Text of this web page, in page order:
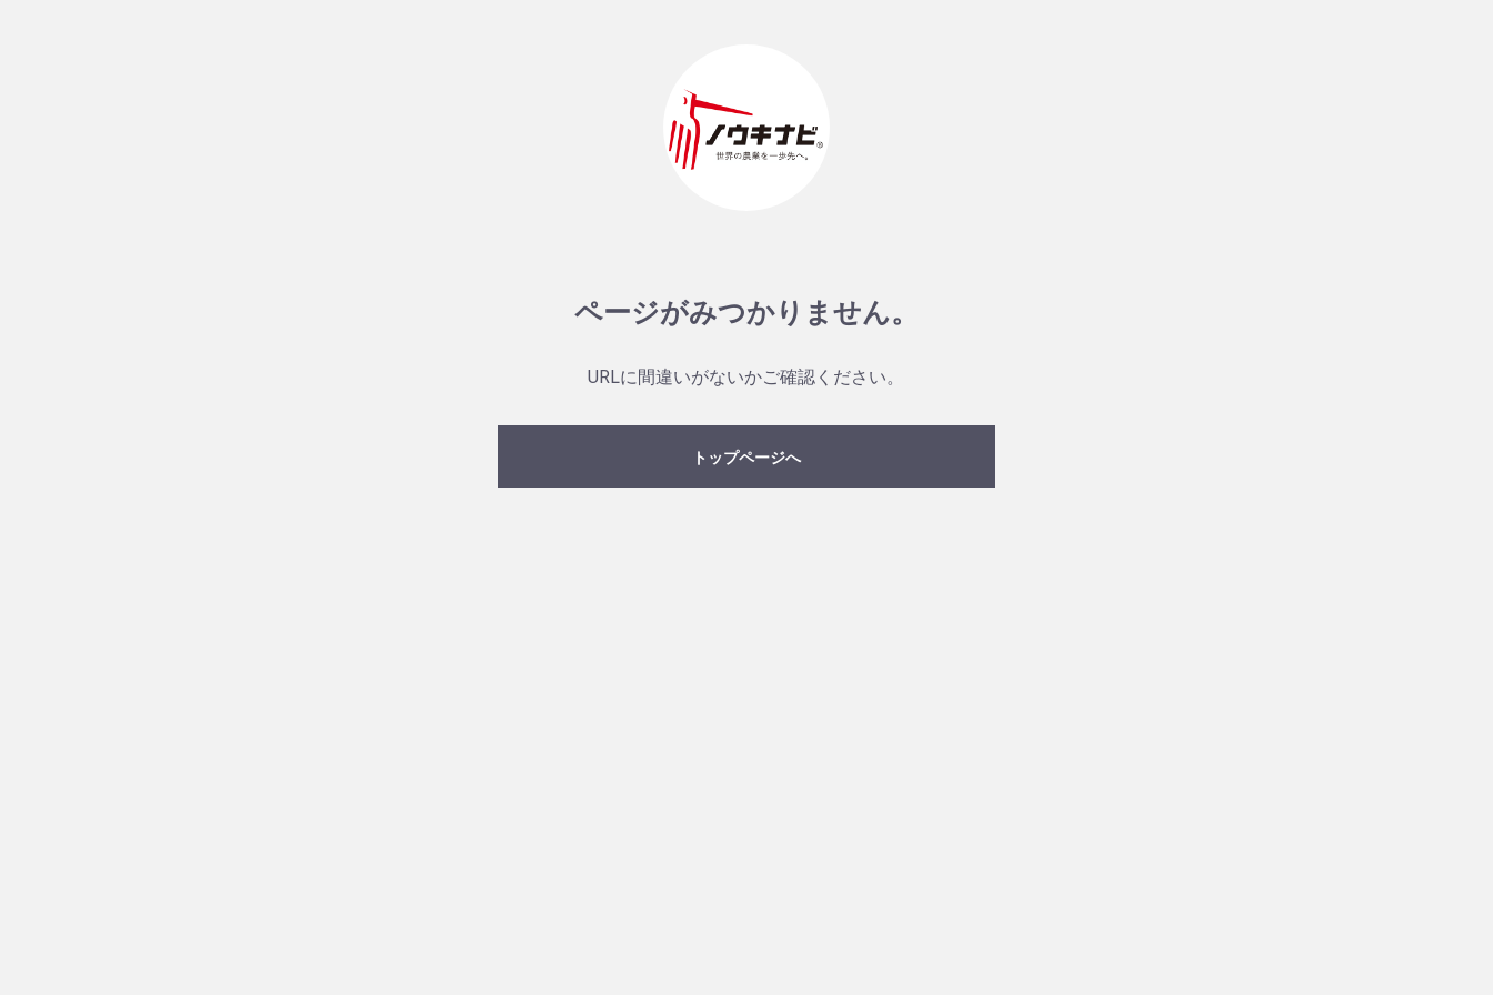
ページがみつかりません。
URLに間違いがないかご確認ください。
トップページへ